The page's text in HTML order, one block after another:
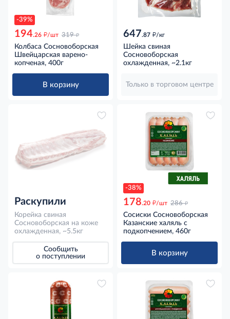
-39%
194.26 д/шт 319 д
Колбаса Сосновоборская
Швейцарская варено-
копченая, 400г
В корзину
647.87 д/кг
Шейка свиная
Сосновоборская
охлажденная, ~2.1кг
Только в торговом центре
Раскупили
Корейка свиная
Сосновоборская на коже
охлажденная, ~5.5кг
Сообщить
о поступлении
-38%
178.20 д/шт 286 д
Сосиски Сосновоборская
Казанские халяль с
подкопчением, 460г
В корзину